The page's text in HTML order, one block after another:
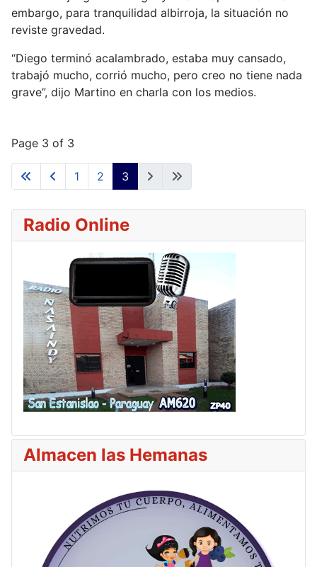
embargo, para tranquilidad albirroja, la situación no
reviste gravedad.
“Diego terminó acalambrado, estaba muy cansado,
trabajó mucho, corrió mucho, pero creo no tiene nada
grave”, dijo Martino en charla con los medios.
Page 3 of 3
1 2 3
Radio Online
Almacen las Hemanas